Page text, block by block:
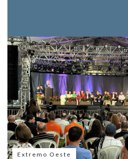
Extremo Oeste